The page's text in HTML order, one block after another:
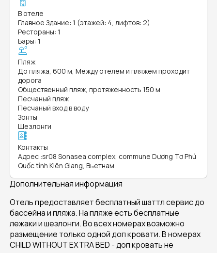
В отеле
Главное Здание: 1 (этажей: 4, лифтов: 2)
Рестораны: 1
Бары: 1
Пляж
До пляжа, 600 м, Между отелем и пляжем проходит
дорога
Общественный пляж, протяженность 150 м
Песчаный пляж
Песчаный вход в воду
Зонты
Шезлонги
Контакты
Адрес :sr08 Sonasea complex, commune Dương Tơ Phú
Quốc tỉnh Kiên Giang, Вьетнам
Дополнительная информация
Отель предоставляет бесплатный шаттл сервис до
бассейна и пляжа. На пляже есть бесплатные
лежаки и шезлонги. Во всех номерах возможно
размещение только одной доп кровати. В номерах
CHILD WITHOUT EXTRA BED - доп кровать не